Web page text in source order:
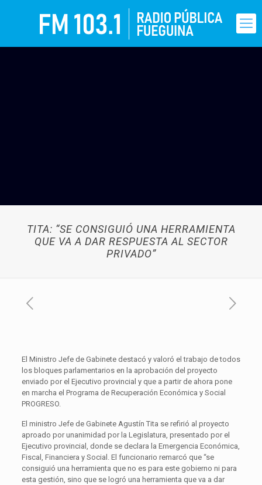
TITA: “SE CONSIGUIÓ UNA HERRAMIENTA
QUE VA A DAR RESPUESTA AL SECTOR
PRIVADO”
El Ministro Jefe de Gabinete destacó y valoró el trabajo de todos
los bloques parlamentarios en la aprobación del proyecto
enviado por el Ejecutivo provincial y que a partir de ahora pone
en marcha el Programa de Recuperación Económica y Social
PROGRESO.
El ministro Jefe de Gabinete Agustín Tita se refirió al proyecto
aproado por unanimidad por la Legislatura, presentado por el
Ejecutivo provincial, donde se declara la Emergencia Económica,
Fiscal, Financiera y Social. El funcionario remarcó que “se
consiguió una herramienta que no es para este gobierno ni para
esta gestión, sino que se logró una herramienta que va a dar